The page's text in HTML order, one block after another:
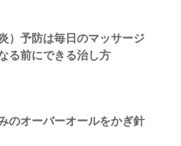
）予防は毎日のマッサージ
る前にできる治し方
のオーバーオールをかぎ針